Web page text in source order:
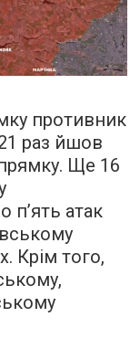
противник
раз йшов
Ще 16
п’ять атак
Крім того,